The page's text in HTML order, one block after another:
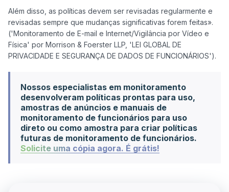
Além disso, as políticas devem ser revisadas regularmente e
revisadas sempre que mudanças significativas forem feitas».
('Monitoramento de E-mail e Internet/Vigilância por Vídeo e
Física' por Morrison & Foerster LLP, 'LEI GLOBAL DE
Nossos especialistas em monitoramento
desenvolveram políticas prontas para uso,
amostras de anúncios e manuais de
monitoramento de funcionários para uso
direto ou como amostra para criar políticas
futuras de monitoramento de funcionários.
Solicite uma cópia agora. É grátis!